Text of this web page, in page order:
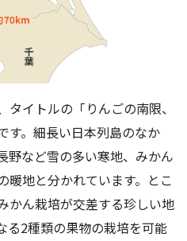
イトルの「りんごの南限、
す。細長い日本列島のなか
野など雪の多い寒地、みかん
暖地と分かれています。とこ
かん栽培が交差する珍しい地
る2種類の果物の栽培を可能